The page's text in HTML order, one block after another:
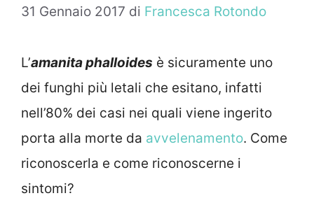
31 Gennaio 2017 di Francesca Rotondo
L’amanita phalloides è sicuramente uno
dei funghi più letali che esitano, infatti
nell’80% dei casi nei quali viene ingerito
porta alla morte da avvelenamento. Come
riconoscerla e come riconoscerne i
sintomi?